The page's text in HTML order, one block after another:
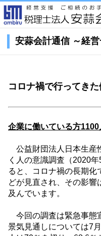
安蒜会計通信 ～経営
コロナ禍で行ってき
企業に働いている方1100
公益財団法人日本生産
く人の意識調査（2020年
ると、コロナ禍の長期化
どが見直され、その影響
及んでいます。
今回の調査は緊急事態
景気見通しについては7